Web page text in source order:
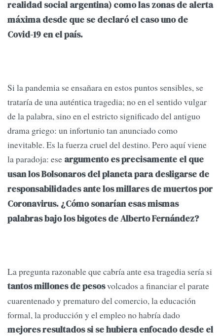
realidad social argentina) como las zonas de alerta
máxima desde que se declaró el caso uno de
Covid-19 en el país.
Si la pandemia se ensañara en estos puntos sensibles, se
trataría de una auténtica tragedia; no en el sentido vulgar
de la palabra, sino en el estricto significado del antiguo
drama griego: un infortunio tan anunciado como
inevitable. Es la fuerza cruel del destino. Pero aquí viene
la paradoja: ese argumento es precisamente el que
usan los Bolsonaros del planeta para desligarse de
responsabilidades ante los millares de muertos por
Coronavirus. ¿Cómo sonarían esas mismas
palabras bajo los bigotes de Alberto Fernández?
La pregunta razonable que cabría ante esa tragedia sería si
tantos millones de pesosvolcados a financiar el parate
cuarentenado y prematuro del comercio, la educación
formal, la producción y el empleo no habría dado
mejores resultados si se hubiera enfocado desde el